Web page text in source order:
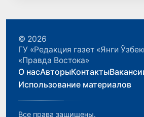
© 2026
ГУ «Редакция газет «Янги
«Правда Востока»
О насАвторыКонтакты
Использование материалов
Все права защищены.